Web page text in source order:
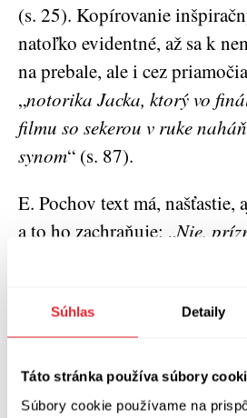
Súhlas Detaily
Táto stránka používa súbory
Súbory cookie používame na
(s. 25). Kopírovanie
natoľko evidentné, až sa k
na prebale, ale i cez
„notorika Jacka, ktorý vo
filmu so sekerou v ruke
synom“ (s. 87).
E. Pochov text má,
a to ho zachraňuje: „Nie,
astrálne sféry, nič také
107). Sám skrátka vie, že
Kingom, ani jeho miestnou
presne naopak, od konca
globálne stanovuje vektory